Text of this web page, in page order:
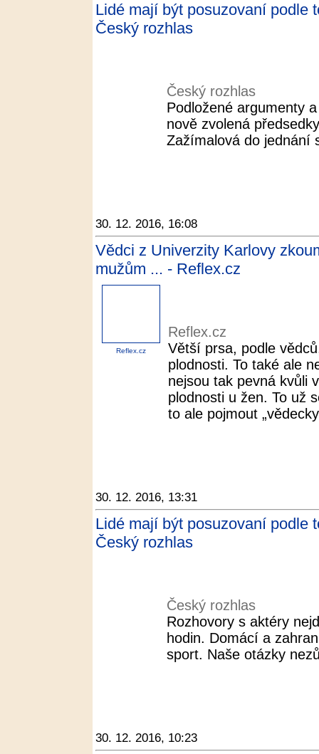
Lidé mají být posuzovaní podle
Český rozhlas
Český rozhlas
Podložené argumenty
nově zvolená
Zažímalová do jednání
30. 12. 2016, 16:08
Vědci z Univerzity Karlovy
mužům ... - Reflex.cz
Reflex.cz
Reflex.cz
Větší prsa, podle
plodnosti. To také ale
nejsou tak pevná kvůli
plodnosti u žen. To už
to ale pojmout
30. 12. 2016, 13:31
Lidé mají být posuzovaní podle
Český rozhlas
Český rozhlas
Rozhovory s aktéry
hodin. Domácí a
sport. Naše otázky
30. 12. 2016, 10:23